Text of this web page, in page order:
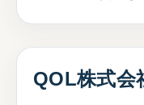
QOL株式会